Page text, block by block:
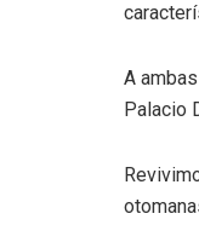
A
Palacio